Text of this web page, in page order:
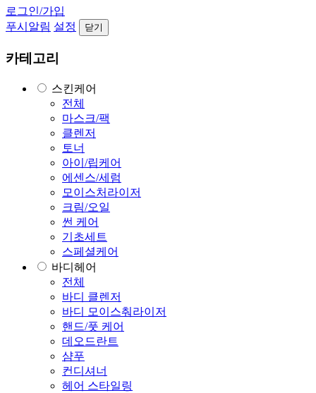
로그인/가입
푸시알림 설정 닫기
카테고리
스킨케어
전체
마스크/팩
클렌저
토너
아이/립케어
에센스/세럼
모이스처라이저
크림/오일
썬 케어
기초세트
스페셜케어
바디헤어
전체
바디 클렌저
바디 모이스춰라이저
핸드/풋 케어
데오드란트
샴푸
컨디셔너
헤어 스타일링